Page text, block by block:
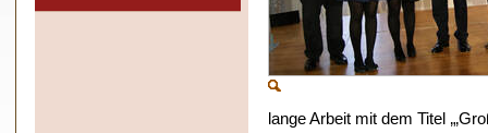
lange Arbeit mit dem Titel